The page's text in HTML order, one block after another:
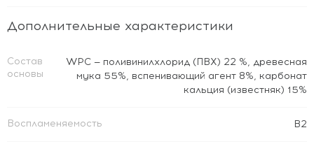
Дополнительные характеристики
Состав
основы
WPC — поливинилхлорид (ПВХ) 22 %, древесная
мука 55%, вспенивающий агент 8%, карбонат
кальция (известняк) 15%
Воспламеняемость В2